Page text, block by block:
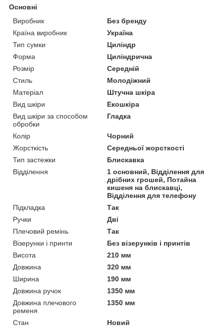
Основні
Виробник
Без бренду
Країна виробник
Україна
Тип сумки
Циліндр
Форма
Циліндрична
Розмір
Середній
Стиль
Молодіжний
Матеріал
Штучна шкіра
Вид шкіри
Екошкіра
Вид шкіри за способом
обробки
Гладка
Колір
Чорний
Жорсткість
Середньої жорсткості
Тип застежки
Блискавка
Відділення
1 основний, Відділення для
дрібних грошей, Потайна
кишеня на блискавці,
Відділення для телефону
Підкладка
Так
Ручки
Дві
Плечовий ремінь
Так
Візерунки і принти
Без візерунків і принтів
Висота
210 мм
Довжина
320 мм
Ширина
190 мм
Довжина ручок
1350 мм
Довжина плечового
ременя
1350 мм
Стан
Новий